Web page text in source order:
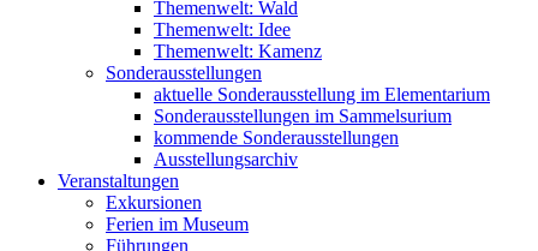
Themenwelt: Wald
Themenwelt: Idee
Themenwelt: Kamenz
Sonderausstellungen
aktuelle Sonderausstellung im Elementarium
Sonderausstellungen im Sammelsurium
kommende Sonderausstellungen
Ausstellungsarchiv
Veranstaltungen
Exkursionen
Ferien im Museum
Führungen